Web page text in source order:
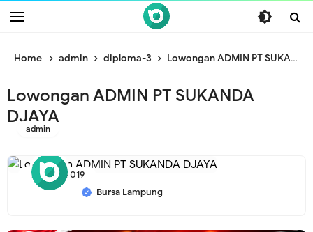
/* ganti br end */
Home admin diploma-3 Lowongan ADMIN PT SUKANDA DJAYA
Lowongan ADMIN PT SUKANDA
DJAYA
admin
Bursa Lampung
9/24/2019